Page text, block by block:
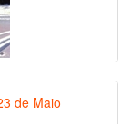
de Maio